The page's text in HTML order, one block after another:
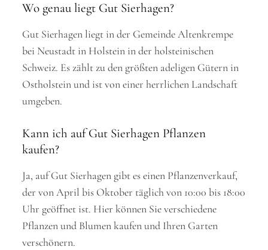
Wo genau liegt Gut Sierhagen?
Gut Sierhagen liegt in der Gemeinde Altenkrempe
bei Neustadt in Holstein in der holsteinischen
Schweiz. Es zählt zu den größten adeligen Gütern in
Ostholstein und ist von einer herrlichen Landschaft
umgeben.
Kann ich auf Gut Sierhagen Pflanzen
kaufen?
Ja, auf Gut Sierhagen gibt es einen Pflanzenverkauf,
der von April bis Oktober täglich von 10:00 bis 18:00
Uhr geöffnet ist. Hier können Sie verschiedene
Pflanzen und Blumen kaufen und Ihren Garten
verschönern.